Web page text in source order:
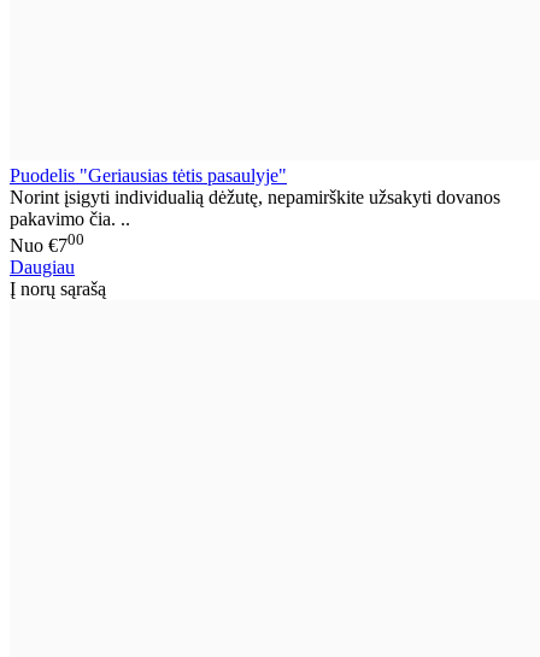
Puodelis "Geriausias tėtis pasaulyje"
Norint įsigyti individualią dėžutę, nepamirškite užsakyti dovanos
pakavimo čia. ..
Nuo €700
Daugiau
Į norų sąrašą